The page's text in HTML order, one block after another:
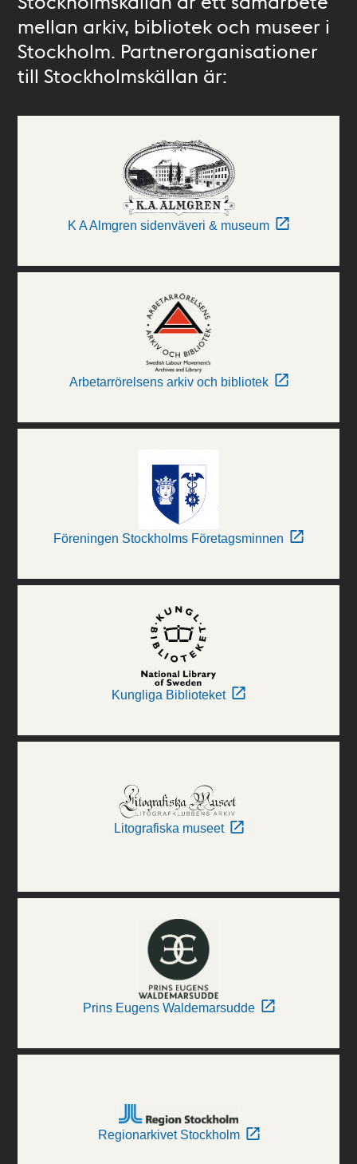
mellan arkiv, bibliotek och museer i
Stockholm. Partnerorganisationer
till Stockholmskällan är:
K A Almgren sidenväveri & museum
Arbetarrörelsens arkiv och bibliotek
Föreningen Stockholms Företagsminnen
Kungliga Biblioteket
Litografiska museet
Prins Eugens Waldemarsudde
Regionarkivet Stockholm